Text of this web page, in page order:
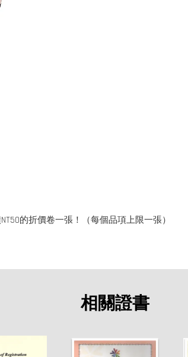
的折價卷一張！（每個品項上限一張）
相關證書